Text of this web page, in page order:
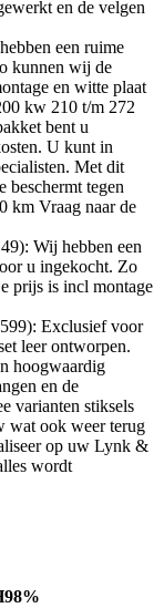
en de velgen
een ruime
kunnen wij de
en witte plaat
kw 210 t/m 272
bent u
U kunt in
Met dit
beschermt tegen
km Vraag naar de
Wij hebben een
u ingekocht. Zo
prijs is incl montage
Exclusief voor
leer ontworpen.
hoogwaardig
en de
varianten stiksels
wat ook weer terug
op uw Lynk &
wordt